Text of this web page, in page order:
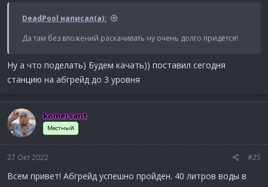
DeadPool написал(а):
Да там без вложений раскачивать ну очень долго придётся!
Ну а что поделать) Будем качать)) поставил сегодня
станцию на абгрейд до 3 уровня
komersant
Местный
27 Окт 2022 #25
Всем привет! Абгрейд успешно пройден. 40 литров воды в